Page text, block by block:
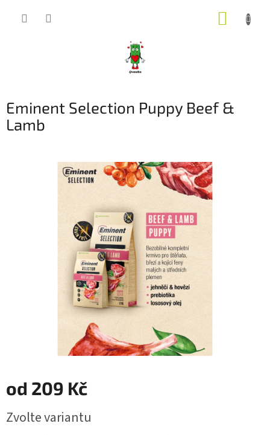
Eminent Selection Puppy Beef &
Lamb
od 209 Kč
cena:
Zvolte variantu